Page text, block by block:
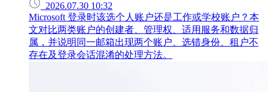
2026.07.30 10:32
Microsoft 登录时该选个人账户还是工作或学校账户？本
文对比两类账户的创建者、管理权、适用服务和数据归
属，并说明同一邮箱出现两个账户、选错身份、租户不
存在及登录会话混淆的处理方法。